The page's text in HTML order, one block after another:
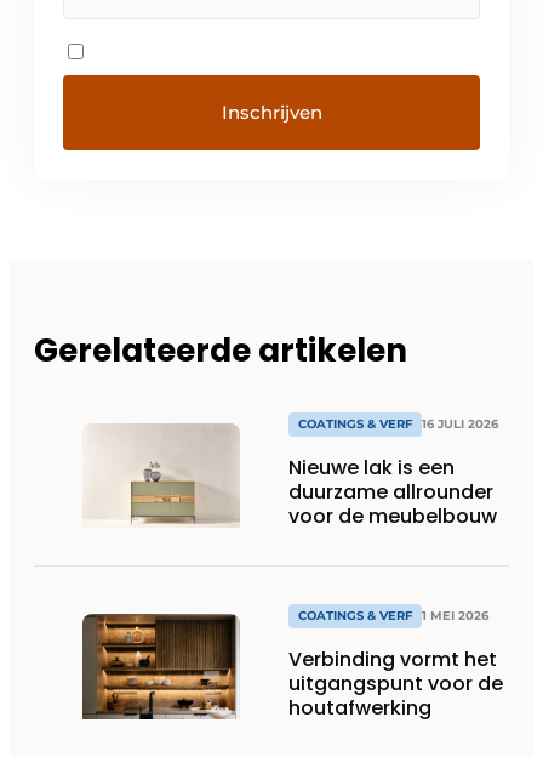
Gerelateerde artikelen
COATINGS & VERF 16 JULI 2026
Nieuwe lak is een
duurzame allrounder
voor de meubelbouw
COATINGS & VERF 1 MEI 2026
Verbinding vormt het
uitgangspunt voor de
houtafwerking